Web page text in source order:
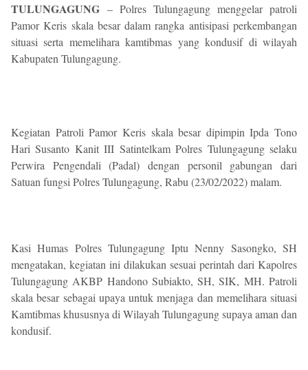
TULUNGAGUNG – Polres Tulungagung menggelar patroli
Pamor Keris skala besar dalam rangka antisipasi perkembangan
situasi serta memelihara kamtibmas yang kondusif di wilayah
Kabupaten Tulungagung.
Kegiatan Patroli Pamor Keris skala besar dipimpin Ipda Tono
Hari Susanto Kanit III Satintelkam Polres Tulungagung selaku
Perwira Pengendali (Padal) dengan personil gabungan dari
Satuan fungsi Polres Tulungagung, Rabu (23/02/2022) malam.
Kasi Humas Polres Tulungagung Iptu Nenny Sasongko, SH
mengatakan, kegiatan ini dilakukan sesuai perintah dari Kapolres
Tulungagung AKBP Handono Subiakto, SH, SIK, MH. Patroli
skala besar sebagai upaya untuk menjaga dan memelihara situasi
Kamtibmas khususnya di Wilayah Tulungagung supaya aman dan
kondusif.